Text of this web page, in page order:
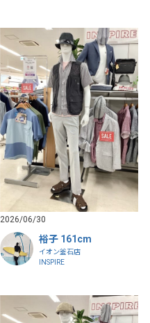
2026/06/30
裕子 161cm
イオン釜石店
INSPIRE